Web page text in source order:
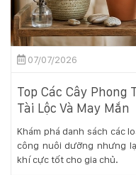
07/07/2026
Top Các Cây Phong
Tài Lộc Và May Mắn
Khám phá danh sách các
công nuôi dưỡng nhưng
khí cực tốt cho gia chủ.